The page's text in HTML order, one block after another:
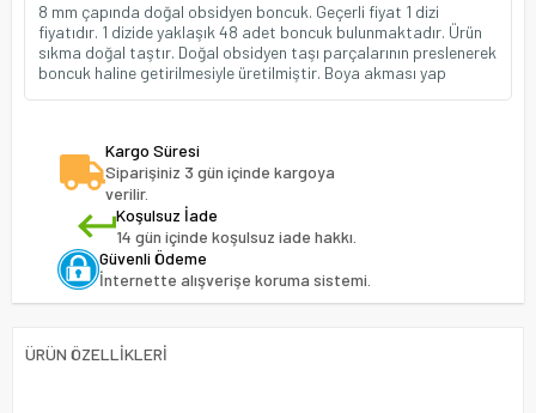
8 mm çapında doğal obsidyen boncuk. Geçerli fiyat 1 dizi
fiyatıdır. 1 dizide yaklaşık 48 adet boncuk bulunmaktadır. Ürün
sıkma doğal taştır. Doğal obsidyen taşı parçalarının preslenerek
boncuk haline getirilmesiyle üretilmiştir. Boya akması yap
Kargo Süresi
Siparişiniz 3 gün içinde kargoya
verilir.
Koşulsuz İade
14 gün içinde koşulsuz iade hakkı.
Güvenli Ödeme
İnternette alışverişe koruma sistemi.
ÜRÜN ÖZELLIKLERI